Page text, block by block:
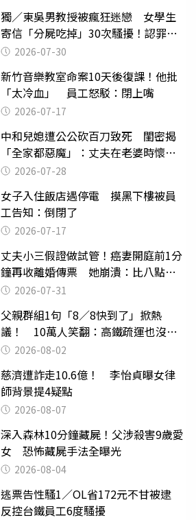
獨／東吳男教授被瘋狂迷戀 女學生
寄信「分屍吃掉」30次騷擾！認罪免
關 2026-07-30
新竹音樂教室命案10天後復課！他批
「太冷血」 員工怒駁：閉上嘴
2026-07-17
中和兒媳遭公公砍百刀致死 閨密揭
「全家都惡魔」：丈夫在老婆時懷孕
摔東西
2026-07-28
女子入住飯店遇停電 摸黑下樓被員
工告知：倒閉了
2026-07-17
丈夫小三假證做試管！癌妻開庭前1分
鐘再收離婚傳票 她崩潰：比八點檔
還扯2026-07-31
父親群組1句「8／8快到了」掀熱
議！ 10萬人笑翻：高鐵疏運也沒列
父親節
2026-08-02
慈濟遭詐走10.6億！ 李怡貞曝女律
師背景提4疑點
2026-08-07
深入森林10分鐘藏屍！父涉殺害9歲愛
女 恐怖藏屍手法全曝光
2026-08-04
逃票告性騷1／OL省172元不甘被逮
反控台鐵員工6度騷擾